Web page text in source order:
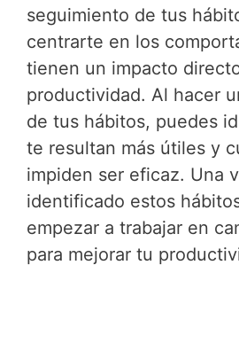
seguimiento de tus
centrarte en los
tienen un impacto
productividad. Al hacer
de tus hábitos, puedes
te resultan más útiles y
impiden ser eficaz. Una
identificado estos
empezar a trabajar en
para mejorar tu